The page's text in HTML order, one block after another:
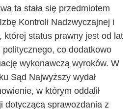
ta stała się przedmiotem
Kontroli Nadzwyczajnej i
której status prawny jest od lat
co dodatkowo
wykonawczą wyroków. W
Sąd Najwyższy wydał
w którym oddalił
dotyczącą sprawozdania z